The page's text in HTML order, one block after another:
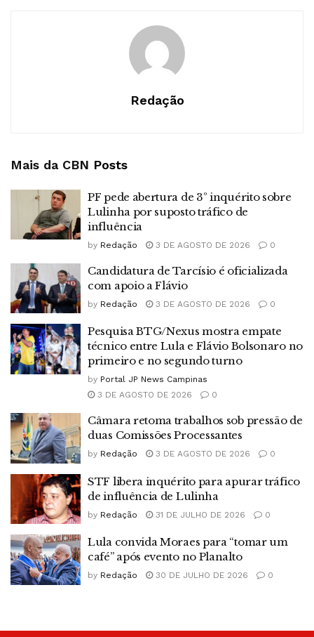
Redação
Mais da CBN Posts
PF pede abertura de 3º inquérito sobre
Lulinha por suposto tráfico de
influência
by Redação 3 DE AGOSTO DE 2026 0
Candidatura de Tarcísio é oficializada
com apoio a Flávio
by Redação 3 DE AGOSTO DE 2026 0
Pesquisa BTG/Nexus mostra empate
técnico entre Lula e Flávio Bolsonaro no
primeiro e no segundo turno
by Portal JP News Campinas
3 DE AGOSTO DE 2026
0
Câmara retoma trabalhos sob pressão de
duas Comissões Processantes
by Redação 3 DE AGOSTO DE 2026 0
STF libera inquérito para apurar tráfico
de influência de Lulinha
by Redação 31 DE JULHO DE 2026 0
Lula convida Moraes para “tomar um
café” após evento no Planalto
by Redação 30 DE JULHO DE 2026 0